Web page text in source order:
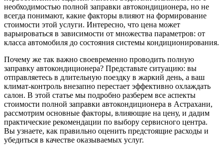
необходимостью полной заправки автокондиционера, но не
всегда понимают, какие факторы влияют на формирование
стоимости этой услуги. Интересно, что цена может
варьироваться в зависимости от множества параметров: от
класса автомобиля до состояния системы кондиционирования.
Почему же так важно своевременно проводить полную
заправку автокондиционера? Представьте ситуацию: вы
отправляетесь в длительную поездку в жаркий день, а ваш
климат-контроль внезапно перестает эффективно охлаждать
салон. В этой статье мы подробно разберем все аспекты
стоимости полной заправки автокондиционера в Астрахани,
рассмотрим основные факторы, влияющие на цену, и дадим
практические рекомендации по выбору сервисного центра.
Вы узнаете, как правильно оценить предстоящие расходы и
убедиться в качестве оказываемых услуг.